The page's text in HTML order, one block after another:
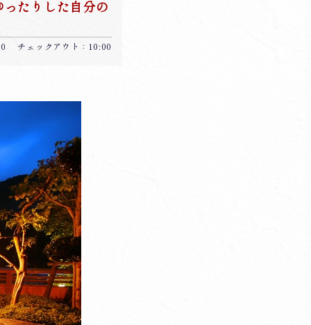
たりした自分の
チェックアウト：10:00